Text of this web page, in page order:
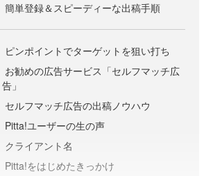
簡単登録＆スピーディーな出稿手順
ピンポイントでターゲットを狙い打ち
お勧めの広告サービス「セルフマッチ広
告」
セルフマッチ広告の出稿ノウハウ
Pitta!ユーザーの生の声
クライアント名
Pitta!をはじめたきっかけ